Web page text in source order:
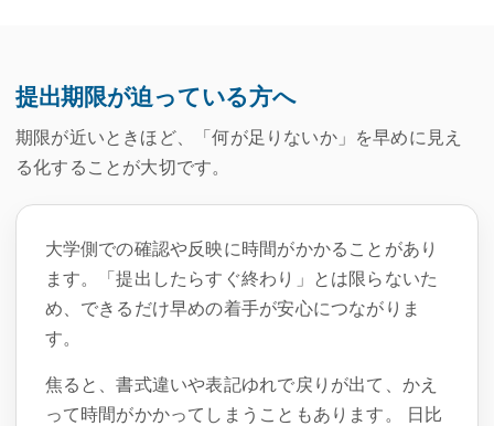
提出期限が迫っている方へ
期限が近いときほど、「何が足りないか」を早めに見え
る化することが大切です。
大学側での確認や反映に時間がかかることがあり
ます。「提出したらすぐ終わり」とは限らないた
め、できるだけ早めの着手が安心につながりま
す。
焦ると、書式違いや表記ゆれで戻りが出て、かえ
って時間がかかってしまうこともあります。 日比